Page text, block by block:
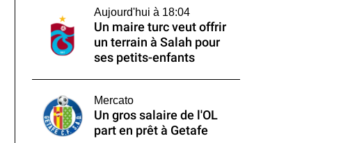
Aujourd'hui à 18:04
Un maire turc veut offrir
un terrain à Salah pour
ses petits-enfants
Mercato
Un gros salaire de l'OL
part en prêt à Getafe